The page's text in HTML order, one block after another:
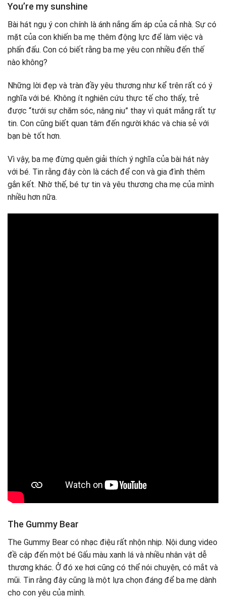
You’re my sunshine
Bài hát ngụ ý con chính là ánh nắng ấm áp của cả nhà. Sự có
mặt của con khiến ba mẹ thêm động lực để làm việc và
phấn đấu. Con có biết rằng ba mẹ yêu con nhiều đến thế
nào không?
Những lời đẹp và tràn đầy yêu thương như kể trên rất có ý
nghĩa với bé. Không ít nghiên cứu thực tế cho thấy, trẻ
được “tưới sự chăm sóc, nâng niu” thay vì quát mắng rất tự
tin. Con cũng biết quan tâm đến người khác và chia sẻ với
bạn bè tốt hơn.
Vì vậy, ba mẹ đừng quên giải thích ý nghĩa của bài hát này
với bé. Tin rằng đây còn là cách để con và gia đình thêm
gắn kết. Nhờ thế, bé tự tin và yêu thương cha mẹ của mình
nhiều hơn nữa.
The Gummy Bear
The Gummy Bear có nhạc điệu rất nhộn nhịp. Nội dung video
đề cập đến một bé Gấu màu xanh lá và nhiều nhân vật dễ
thương khác. Ở đó xe hơi cũng có thể nói chuyện, có mắt và
mũi. Tin rằng đây cũng là một lựa chọn đáng để ba mẹ dành
cho con yêu của mình.